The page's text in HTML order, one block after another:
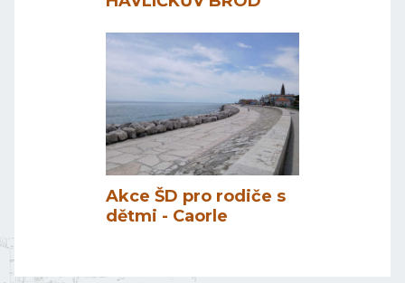
Akce ŠD pro rodiče s
dětmi - Caorle